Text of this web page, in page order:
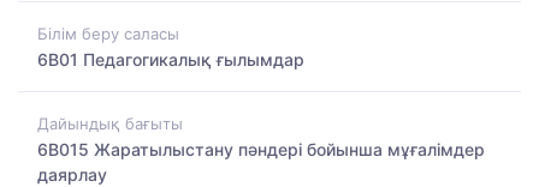
Білім беру саласы
6B01 Педагогикалық ғылымдар
Дайындық бағыты
6B015 Жаратылыстану пәндері бойынша мұғалімдер
даярлау